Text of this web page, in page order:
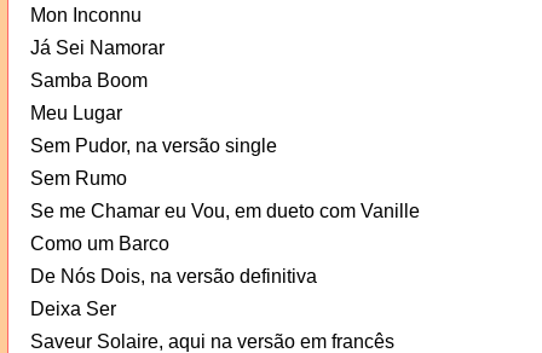
Mon Inconnu
Já Sei Namorar
Samba Boom
Meu Lugar
Sem Pudor, na versão single
Sem Rumo
Se me Chamar eu Vou, em dueto com Vanille
Como um Barco
De Nós Dois, na versão definitiva
Deixa Ser
Saveur Solaire, aqui na versão em francês